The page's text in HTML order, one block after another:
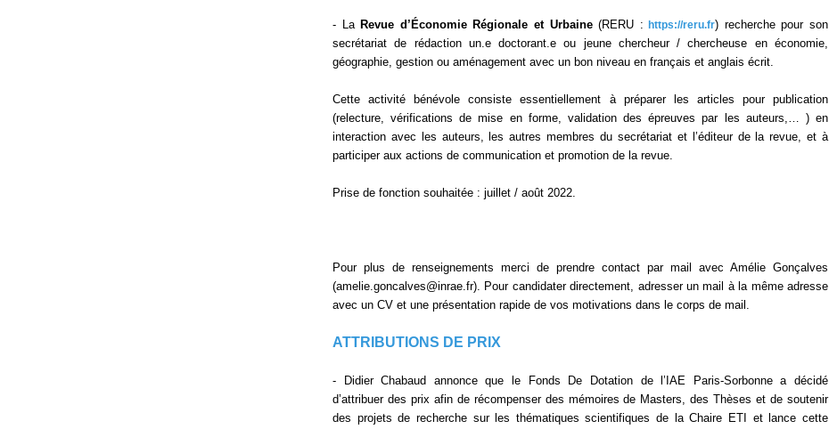
- La Revue d’Économie Régionale et Urbaine(RERU : https://reru.fr) recherche pour son
secrétariat de rédaction un.e doctorant.e ou jeune chercheur / chercheuse en économie,
géographie, gestion ou aménagement avec un bon niveau en français et anglais écrit.
Cette activité bénévole consiste essentiellement à préparer les articles pour publication
(relecture, vérifications de mise en forme, validation des épreuves par les auteurs,… ) en
interaction avec les auteurs, les autres membres du secrétariat et l’éditeur de la revue, et à
participer aux actions de communication et promotion de la revue.
Prise de fonction souhaitée : juillet / août 2022.
Pour plus de renseignements merci de prendre contact par mail avec Amélie Gonçalves
(amelie.goncalves@inrae.fr). Pour candidater directement, adresser un mail à la même adresse
avec un CV et une présentation rapide de vos motivations dans le corps de mail.
ATTRIBUTIONS DE PRIX
- Didier Chabaud annonce que le Fonds De Dotation de l’IAE Paris-Sorbonne a décidé
d’attribuer des prix afin de récompenser des mémoires de Masters, des Thèses et de soutenir
des projets de recherche sur les thématiques scientifiques de la Chaire ETI et lance cette